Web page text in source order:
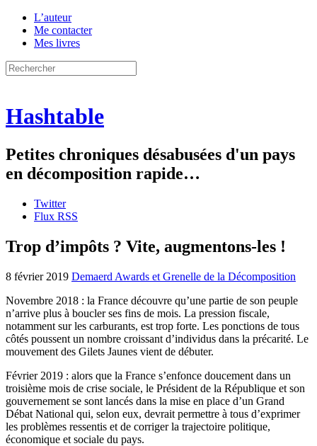
L’auteur
Me contacter
Mes livres
Hashtable
Petites chroniques désabusées d'un pays
en décomposition rapide…
Twitter
Flux RSS
Trop d’impôts ? Vite, augmentons-les !
8 février 2019 Demaerd Awards et Grenelle de la Décomposition
Novembre 2018 : la France découvre qu’une partie de son peuple
n’arrive plus à boucler ses fins de mois. La pression fiscale,
notamment sur les carburants, est trop forte. Les ponctions de tous
côtés poussent un nombre croissant d’individus dans la précarité. Le
mouvement des Gilets Jaunes vient de débuter.
Février 2019 : alors que la France s’enfonce doucement dans un
troisième mois de crise sociale, le Président de la République et son
gouvernement se sont lancés dans la mise en place d’un Grand
Débat National qui, selon eux, devrait permettre à tous d’exprimer
les problèmes ressentis et de corriger la trajectoire politique,
économique et sociale du pays.